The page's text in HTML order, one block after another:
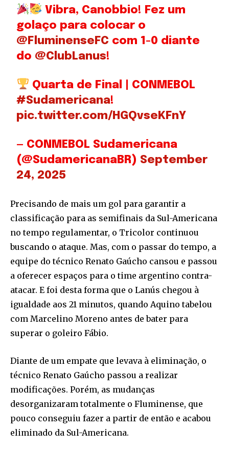
Vibra, Canobbio! Fez um
golaço para colocar o
@FluminenseFC com 1-0 diante
do @ClubLanus!
Quarta de Final | CONMEBOL
#Sudamericana!
pic.twitter.com/HGQvseKFnY
— CONMEBOL Sudamericana
(@SudamericanaBR) September
24, 2025
Precisando de mais um gol para garantir a
classificação para as semifinais da Sul-Americana
no tempo regulamentar, o Tricolor continuou
buscando o ataque. Mas, com o passar do tempo, a
equipe do técnico Renato Gaúcho cansou e passou
a oferecer espaços para o time argentino contra-
atacar. E foi desta forma que o Lanús chegou à
igualdade aos 21 minutos, quando Aquino tabelou
com Marcelino Moreno antes de bater para
superar o goleiro Fábio.
Diante de um empate que levava à eliminação, o
técnico Renato Gaúcho passou a realizar
modificações. Porém, as mudanças
desorganizaram totalmente o Fluminense, que
pouco conseguiu fazer a partir de então e acabou
eliminado da Sul-Americana.